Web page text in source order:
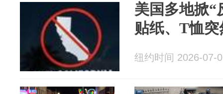
美国多地掀“
贴纸、T恤
纽约时间 2026-07-